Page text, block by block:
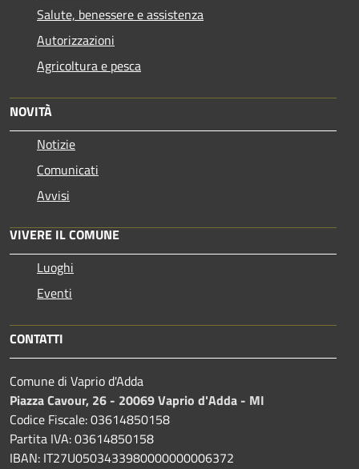
Salute, benessere e assistenza
Autorizzazioni
Agricoltura e pesca
NOVITÀ
Notizie
Comunicati
Avvisi
VIVERE IL COMUNE
Luoghi
Eventi
CONTATTI
Comune di Vaprio d'Adda
Piazza Cavour, 26 - 20069 Vaprio d'Adda - MI
Codice Fiscale: 03614850158
Partita IVA: 03614850158
IBAN: IT27U0503433980000000006372